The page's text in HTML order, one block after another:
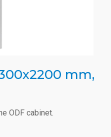
mm,
ODF cabinet.